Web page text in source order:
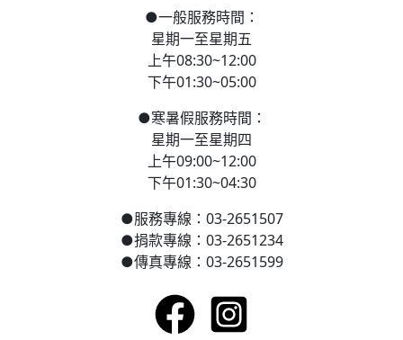
●一般服務時間：
星期一至星期五
上午08:30~12:00
下午01:30~05:00
●寒暑假服務時間：
星期一至星期四
上午09:00~12:00
下午01:30~04:30
●服務專線：03-2651507
●捐款專線：03-2651234
●傳真專線：03-2651599